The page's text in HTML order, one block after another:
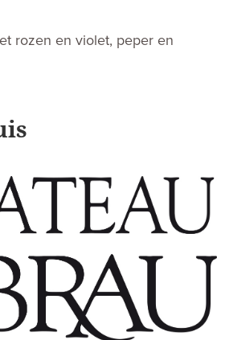
rozen en violet, peper en